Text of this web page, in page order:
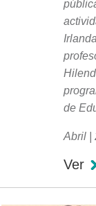
de
Abril |
Ver